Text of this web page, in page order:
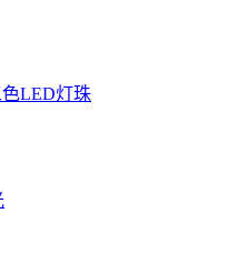
色LED灯珠